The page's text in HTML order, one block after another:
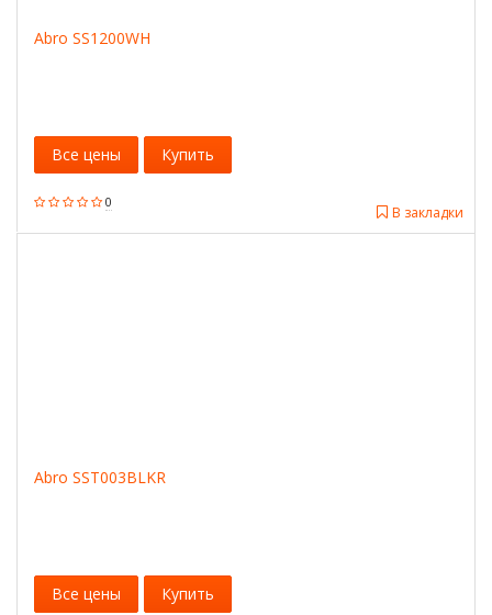
Abro SS1200WH
0
В закладки
Все цены Купить
Abro SST003BLKR
Все цены Купить